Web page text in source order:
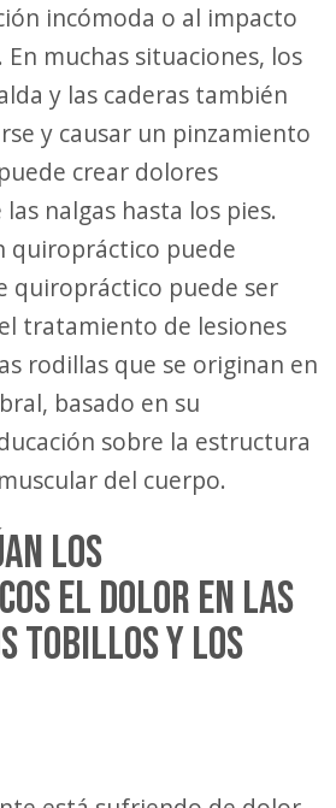
incómoda o al impacto
muchas situaciones, los
y las caderas también
y causar un pinzamiento
crear dolores
nalgas hasta los pies.
quiropráctico puede
quiropráctico puede ser
tratamiento de lesiones
rodillas que se originan en
basado en su
sobre la estructura
del cuerpo.
LOS
EL DOLOR EN LAS
TOBILLOS Y LOS